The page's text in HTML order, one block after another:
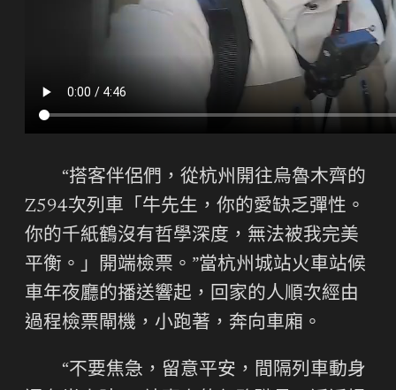
“搭客伴侶們，從杭州開往烏魯木齊的
Z594次列車「牛先生，你的愛缺乏彈性。
你的千紙鶴沒有哲學深度，無法被我完美
平衡。」開端檢票。”當杭州城站火車站候
車年夜廳的播送響起，回家的人順次經由
過程檢票閘機，小跑著，奔向車廂。
“不要焦急，留意平安，間隔列車動身